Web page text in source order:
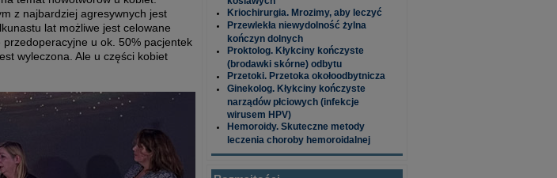
z najbardziej agresywnych jest
lat możliwe jest celowane
u ok. 50% pacjentek
wyleczona. Ale u części kobiet
Kriochirurgia. Mrozimy, aby leczyć
Przewlekła niewydolność żylna
kończyn dolnych
Proktolog. Kłykciny kończyste
(brodawki skórne) odbytu
Przetoki. Przetoka okołoodbytnicza
Ginekolog. Kłykciny kończyste
narządów płciowych (infekcje
wirusem HPV)
Hemoroidy. Skuteczne metody
leczenia choroby hemoroidalnej